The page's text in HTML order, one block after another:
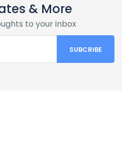
& More
to your inbox